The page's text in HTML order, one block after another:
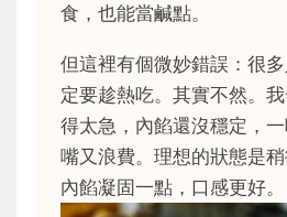
食，也能當鹹點。
但這裡有個微妙錯誤：很
定要趁熱吃。其實不然。
得太急，內餡還沒穩定，
嘴又浪費。理想的狀態是
內餡凝固一點，口感更好。